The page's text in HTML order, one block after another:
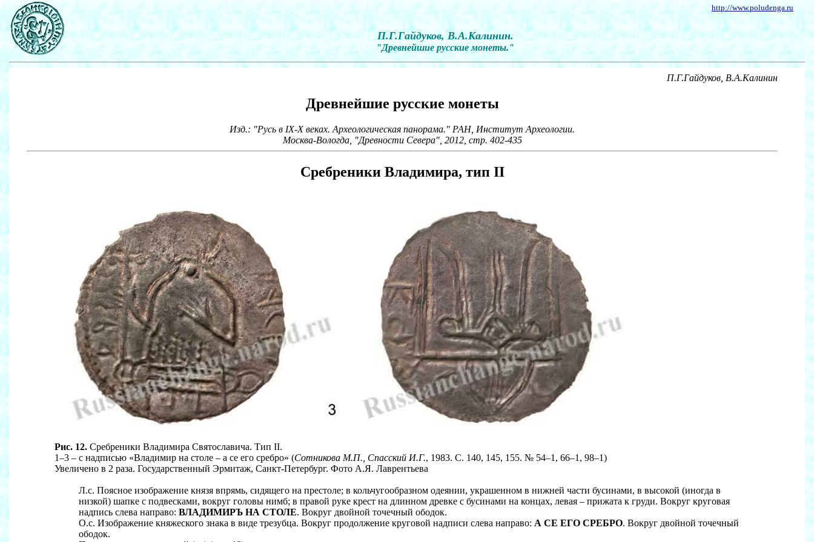
http://www.poludenga.ru
П.Г.Гайдуков, В.А.Калинин.
"Древнейшие русские монеты."
П.Г.Гайдуков, В.А.Калинин
Древнейшие русские монеты
Изд.: "Русь в IX-X веках. Археологическая панорама." РАН, Институт Археологии.
Москва-Вологда, "Древности Севера", 2012, стр. 402-435
Сребреники Владимира, тип II
Рис. 12. Сребреники Владимира Святославича. Тип II.
1–3 – с надписью «Владимир на столе – а се его сребро» (Сотникова М.П., Спасский И.Г., 1983. С. 140, 145, 155. № 54–1, 66–1, 98–1)
Увеличено в 2 раза. Государственный Эрмитаж, Санкт-Петербург. Фото А.Я. Лаврентьева
Л.с. Поясное изображение князя впрямь, сидящего на престоле; в кольчугообразном одеянии, украшенном в нижней части бусинами, в высокой (иногда в
низкой) шапке с подвесками, вокруг головы нимб; в правой руке крест на длинном древке с бусинами на концах, левая – прижата к груди. Вокруг круговая
надпись слева направо: ВЛАДИМИРЪ НА СТОЛЕ. Вокруг двойной точечный ободок.
О.с. Изображение княжеского знака в виде трезубца. Вокруг продолжение круговой надписи слева направо: А СЕ ЕГО СРЕБРО. Вокруг двойной точечный
ободок.